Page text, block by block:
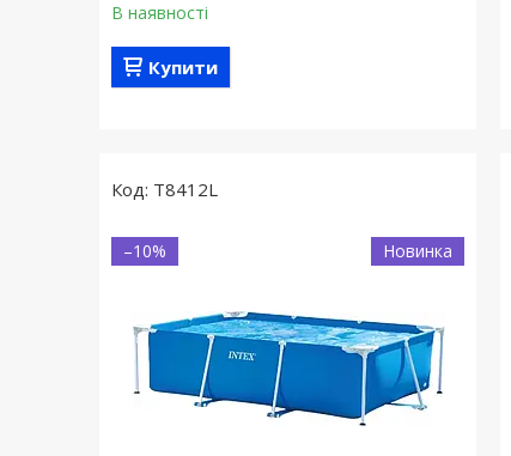
В наявності
Купити
T8412L
Новинка
–10%